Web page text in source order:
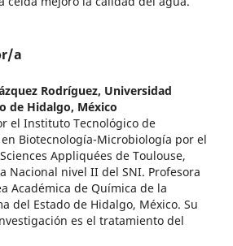
a
Rodríguez, Universidad
de Hidalgo, México
el Instituto Tecnológico de
Biotecnología-Microbiología por el
Appliquées de Toulouse,
Nacional nivel II del SNI. Profesora
Académica de Química de la
del Estado de Hidalgo, México. Su
es el tratamiento del